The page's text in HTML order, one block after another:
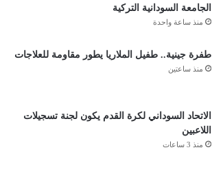
الجامعة السودانية التركية
منذ ساعة واحدة
طفرة جينية.. طفيل الملاريا يطور مقاومة للعلاجات
منذ ساعتين
الاتحاد السوداني لكرة القدم يكون لجنة تسجيلات
اللاعبين
منذ 3 ساعات